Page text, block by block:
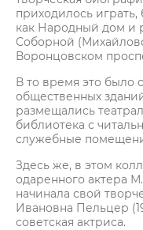
приходилось играть,
как Народный дом и
Соборной
Воронцовском
В то время это было
общественных
размещались
библиотека с
служебные
Здесь же, в этом
одаренного актера
начинала свой
Ивановна Пельцер
советская актриса.